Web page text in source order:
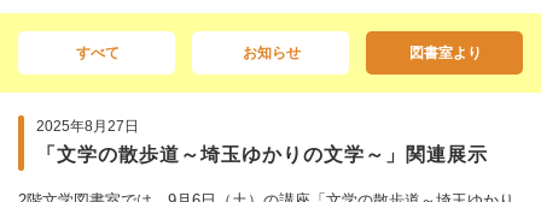
すべて お知らせ 図書室より
2025年8月27日
「文学の散歩道～埼玉ゆかりの文学～」関連展示